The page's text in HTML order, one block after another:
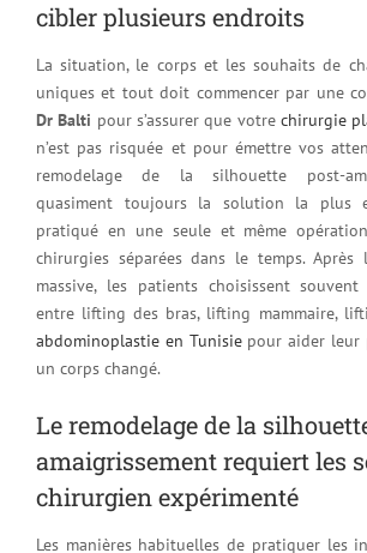
cibler plusieurs endroits
La situation, le corps et les souhaits de
uniques et tout doit commencer par une
Dr Balti pour s’assurer que votrechirurgie
n’est pas risquée et pour émettre vos
remodelage de la silhouette post-
quasiment toujours la solution la plus
pratiqué en une seule et même
chirurgies séparées dans le temps.
massive, les patients choisissent
entre lifting des bras, lifting mammaire,
abdominoplastie en Tunisiepour aider leur
un corps changé.
Le remodelage de la
amaigrissement requiert les
chirurgien expérimenté
Les manières habituelles de pratiquer les